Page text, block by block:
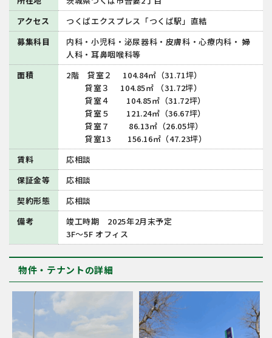
アクセス
つくばエクスプレス「つくば駅」直結
募集科目
内科・小児科・泌尿器科・皮膚科・心療内科・ 婦
人科・耳鼻咽喉科等
面積
2階 貸室２ 104.84㎡（31.71坪）
貸室３ 104.85㎡ （31.72坪）
貸室４ 104.85㎡（31.72坪）
貸室５ 121.24㎡（36.67坪）
貸室７ 86.13㎡（26.05坪）
貸室13 156.16㎡（47.23坪）
賃料
応相談
保証金等
応相談
契約形態
応相談
備考
竣工時期 2025年2月末予定
3F～5F オフィス
物件・テナントの詳細